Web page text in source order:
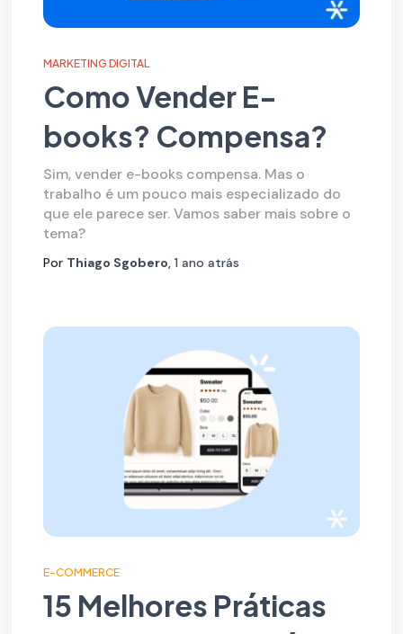
MARKETING DIGITAL
Como Vender E-
books? Compensa?
Sim, vender e-books compensa. Mas o
trabalho é um pouco mais especializado do
que ele parece ser. Vamos saber mais sobre o
tema?
Por Thiago Sgobero, 1 ano atrás
E-COMMERCE
15 Melhores Práticas